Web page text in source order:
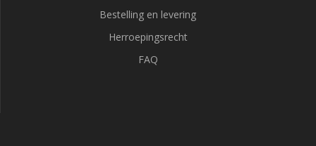
Bestelling en levering
Herroepingsrecht
FAQ